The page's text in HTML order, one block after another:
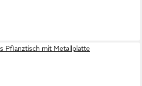
Pflanztisch mit Metallplatte